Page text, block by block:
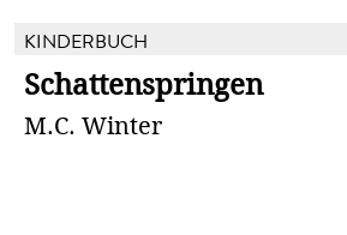
KINDERBUCH
Schattenspringen
M.C. Winter